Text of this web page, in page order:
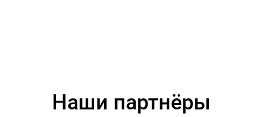
Наши партнёры